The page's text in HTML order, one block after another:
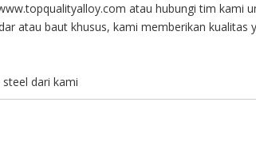
atau hubungi tim kami
atau baut khusus, kami memberikan kualitas
dari kami